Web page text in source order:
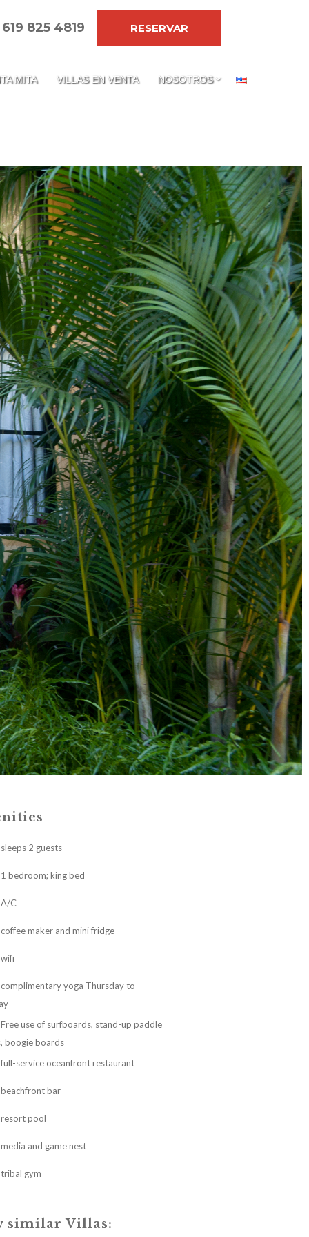
825 4819 RESERVAR
MITA VILLAS EN VENTA NOSOTROS
sleeps 2 guests
1 bedroom; king bed
A/C
coffee maker and mini fridge
wifi
complimentary yoga Thursday to
Free use of surfboards, stand-up paddle
boogie boards
full-service oceanfront restaurant
beachfront bar
resort pool
media and game nest
tribal gym
similar Villas: